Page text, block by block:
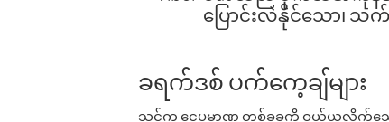
ပြောင်းလဲနိုင်သော၊ သ
ခရက်ဒစ် ပက်ကေ့ချ်များ
သင်က ငွေပမာဏ တစ်ခုခုကို ဝယ်ယူလိုက်သေ